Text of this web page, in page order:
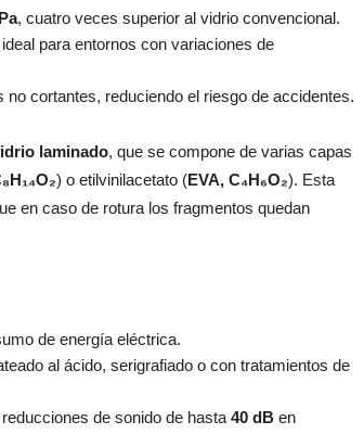
, cuatro veces superior al vidrio convencional.
para entornos con variaciones de
cortantes, reduciendo el riesgo de accidentes.
laminado, que se compone de varias capas
) o etilvinilacetato (EVA, C₄H₆O₂). Esta
en caso de rotura los fragmentos quedan
de energía eléctrica.
al ácido, serigrafiado o con tratamientos de
de sonido de hasta 40 dB en